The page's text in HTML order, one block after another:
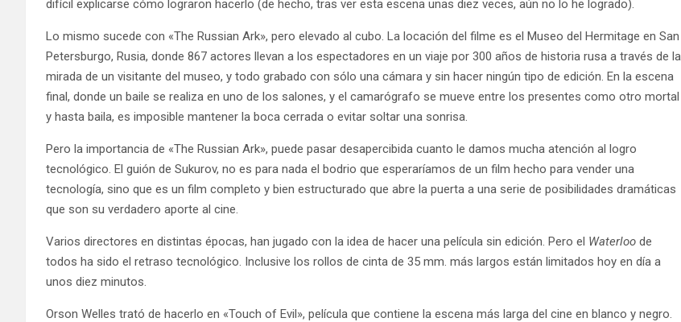
difícil explicarse cómo lograron hacerlo (de hecho, tras ver esta escena unas diez veces, aún no lo he logrado).
Lo mismo sucede con «The Russian Ark», pero elevado al cubo. La locación del filme es el Museo del Hermitage en San
Petersburgo, Rusia, donde 867 actores llevan a los espectadores en un viaje por 300 años de historia rusa a través de la
mirada de un visitante del museo, y todo grabado con sólo una cámara y sin hacer ningún tipo de edición. En la escena
final, donde un baile se realiza en uno de los salones, y el camarógrafo se mueve entre los presentes como otro mortal
y hasta baila, es imposible mantener la boca cerrada o evitar soltar una sonrisa.
Pero la importancia de «The Russian Ark», puede pasar desapercibida cuanto le damos mucha atención al logro
tecnológico. El guión de Sukurov, no es para nada el bodrio que esperaríamos de un film hecho para vender una
tecnología, sino que es un film completo y bien estructurado que abre la puerta a una serie de posibilidades dramáticas
que son su verdadero aporte al cine.
Varios directores en distintas épocas, han jugado con la idea de hacer una película sin edición. Pero el Waterloo de
todos ha sido el retraso tecnológico. Inclusive los rollos de cinta de 35 mm. más largos están limitados hoy en día a
unos diez minutos.
Orson Welles trató de hacerlo en «Touch of Evil», película que contiene la escena más larga del cine en blanco y negro.